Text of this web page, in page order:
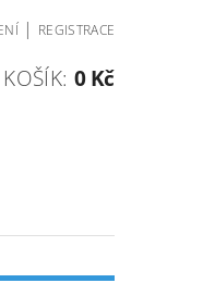
| REGISTRACE
KOŠÍK: 0 Kč